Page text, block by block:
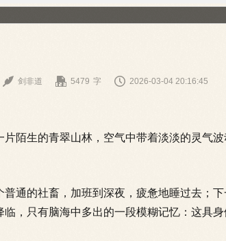
 剑非道  5479 字  2026-03-04 20:16:45
陌生的青翠山林，空气中带着淡淡的灵气
的社畜，加班到深夜，疲惫地睡过去；下
，只有脑海中多出的一段模糊记忆：这具